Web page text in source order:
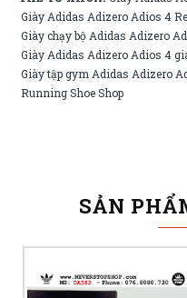
Giày Adidas Adizero Adios 4
Giày chạy bộ Adidas Adizero
Giày Adidas Adizero Adios 4
Giày tập gym Adidas Adizero
Running Shoe Shop
SẢN